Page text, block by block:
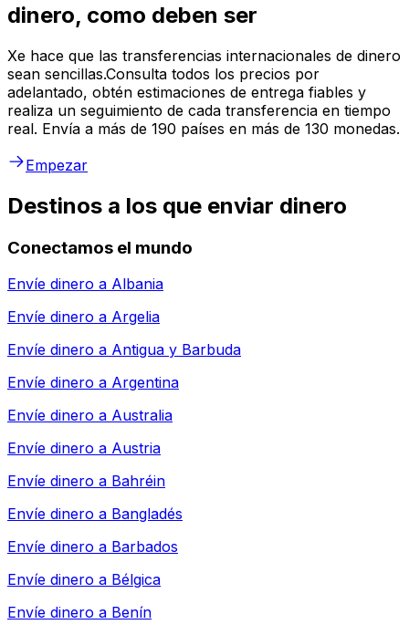
dinero, como deben ser
Xe hace que las transferencias internacionales de dinero
sean sencillas.Consulta todos los precios por
adelantado, obtén estimaciones de entrega fiables y
realiza un seguimiento de cada transferencia en tiempo
real. Envía a más de 190 países en más de 130 monedas.
Empezar
Destinos a los que enviar dinero
Conectamos el mundo
Envíe dinero a Albania
Envíe dinero a Argelia
Envíe dinero a Antigua y Barbuda
Envíe dinero a Argentina
Envíe dinero a Australia
Envíe dinero a Austria
Envíe dinero a Bahréin
Envíe dinero a Bangladés
Envíe dinero a Barbados
Envíe dinero a Bélgica
Envíe dinero a Benín